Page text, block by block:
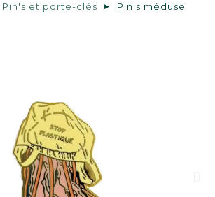
Pin's et porte-clés Pin's méduse